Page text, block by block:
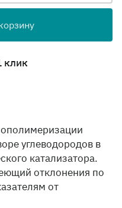
в 1 клик
углеводородов в
катализатора.
отклонения по
от